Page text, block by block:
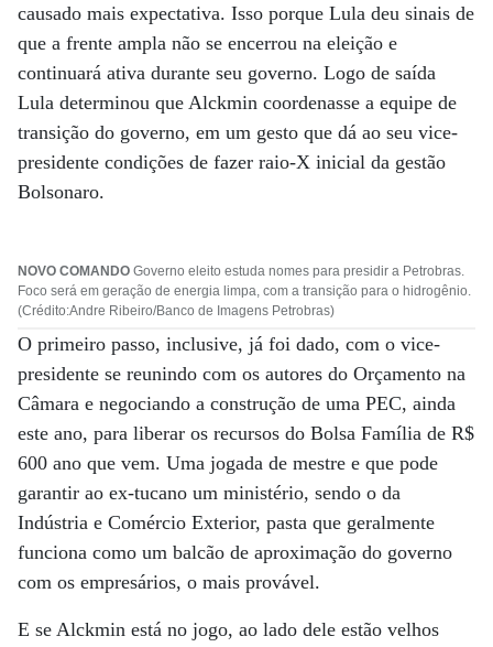
causado mais expectativa. Isso porque Lula deu sinais de
que a frente ampla não se encerrou na eleição e
continuará ativa durante seu governo. Logo de saída
Lula determinou que Alckmin coordenasse a equipe de
transição do governo, em um gesto que dá ao seu vice-
presidente condições de fazer raio-X inicial da gestão
Bolsonaro.
NOVO COMANDO Governo eleito estuda nomes para presidir a Petrobras.
Foco será em geração de energia limpa, com a transição para o hidrogênio.
(Crédito:Andre Ribeiro/Banco de Imagens Petrobras)
O primeiro passo, inclusive, já foi dado, com o vice-
presidente se reunindo com os autores do Orçamento na
Câmara e negociando a construção de uma PEC, ainda
este ano, para liberar os recursos do Bolsa Família de R$
600 ano que vem. Uma jogada de mestre e que pode
garantir ao ex-tucano um ministério, sendo o da
Indústria e Comércio Exterior, pasta que geralmente
funciona como um balcão de aproximação do governo
com os empresários, o mais provável.
E se Alckmin está no jogo, ao lado dele estão velhos